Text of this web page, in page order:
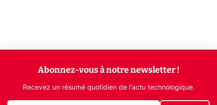
Abonnez-vous à notre newsletter !
Recevez un résumé quotidien de l'actu technologique.